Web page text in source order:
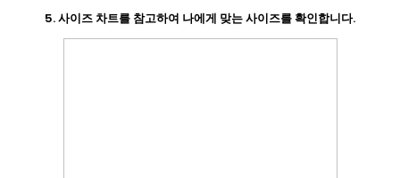
5. 사이즈 차트를 참고하여 나에게 맞는 사이즈를 확인합니다.